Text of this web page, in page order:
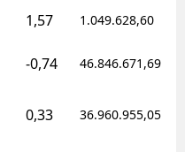
1,57 1.049.628,60
-0,74 46.846.671,69
0,33 36.960.955,05